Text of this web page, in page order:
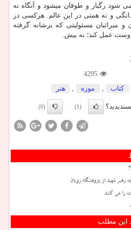
شود رگبار و طوفان میشود و آنگاه نه
و نه همتی در این عالم. هركسی در
و میراثبان مسئولیتی كه برشانه گرفته
عمل كند؛ نه بیش.
4295
كتاب , موزه , هنر
(1)
(0)
رهبر شهید از پژوهشگاه رویان
را می کشد
این مطلب